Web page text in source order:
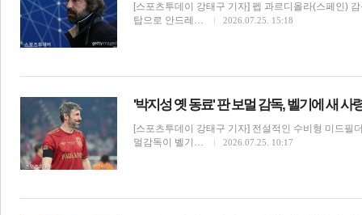
[스포츠투데이 강태구 기자] 펩 과르디올라(스페인)
탑으로 안드레…
2026.07.25. 15:18
'박지성 옛 동료' 판 보멀 감독, 벨기에 새
[스포츠투데이 강태구 기자] 전설적인 수비형 미드필
멀감독이 벨기…
2026.07.25. 10:17